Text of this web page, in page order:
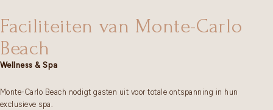
Faciliteiten van Monte-Carlo
Beach
Wellness & Spa
Monte-Carlo Beach nodigt gasten uit voor totale ontspanning in hun
exclusieve spa.